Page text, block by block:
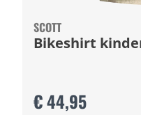
SCOTT
Bikeshirt
€ 44,95